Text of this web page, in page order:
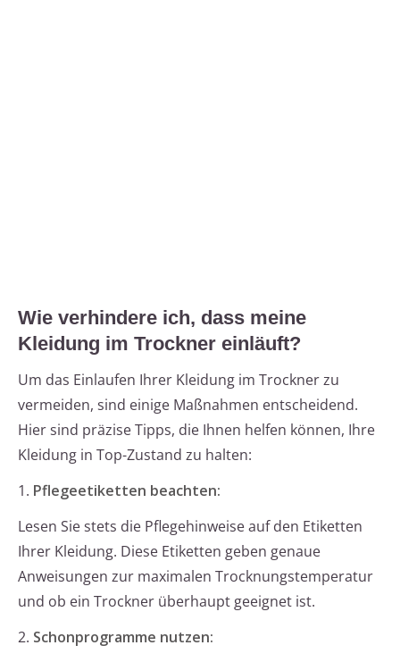
Wie verhindere ich, dass meine
Kleidung im Trockner einläuft?
Um das Einlaufen Ihrer Kleidung im Trockner zu
vermeiden, sind einige Maßnahmen entscheidend.
Hier sind präzise Tipps, die Ihnen helfen können, Ihre
Kleidung in Top-Zustand zu halten:
1. Pflegeetiketten beachten:
Lesen Sie stets die Pflegehinweise auf den Etiketten
Ihrer Kleidung. Diese Etiketten geben genaue
Anweisungen zur maximalen Trocknungstemperatur
und ob ein Trockner überhaupt geeignet ist.
2. Schonprogramme nutzen: